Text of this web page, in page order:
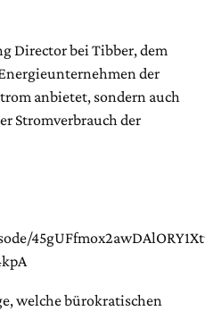
Director bei Tibber, dem
der
anbietet, sondern auch
Stromverbrauch der
welche bürokratischen